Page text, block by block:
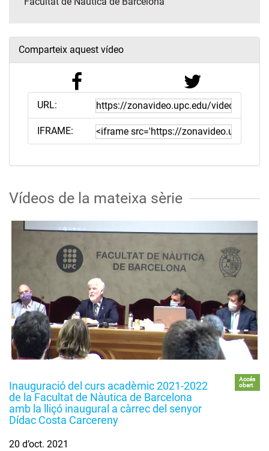
Comparteix aquest vídeo
URL:
IFRAME:
Vídeos de la mateixa sèrie
Inauguració del curs acadèmic 2021-2022
de la Facultat de Nàutica de Barcelona
amb la lliçó inaugural a càrrec del senyor
Dídac Costa Carcereny
Accés
obert
20 d’oct. 2021